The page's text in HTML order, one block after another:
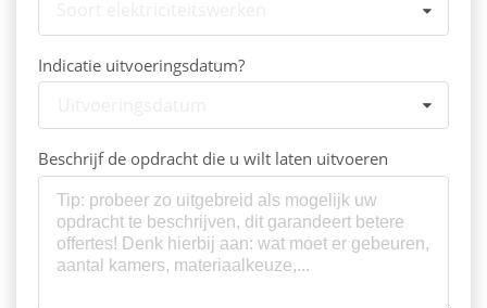
Indicatie uitvoeringsdatum?
Beschrijf de opdracht die u wilt laten uitvoeren